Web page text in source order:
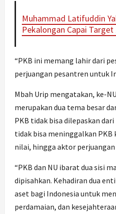
Muhammad Latifuddin
Pekalongan Capai Target
“PKB ini memang lahir dari
perjuangan pesantren untuk
Mbah Urip mengatakan, ke-
merupakan dua tema besar
PKB tidak bisa dilepaskan dari
tidak bisa meninggalkan PKB
nilai, hingga aktor
“PKB dan NU ibarat dua sisi
dipisahkan. Kehadiran dua
aset bagi Indonesia untuk
perdamaian, dan